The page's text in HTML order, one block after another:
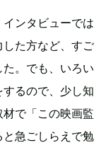
ンタビューでは
た方など、すご
。でも、いろい
るので、少し知
で「この映画監
急ごしらえで勉